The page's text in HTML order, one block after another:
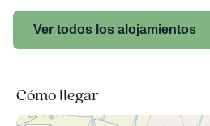
Ver todos los alojamientos
Cómo llegar